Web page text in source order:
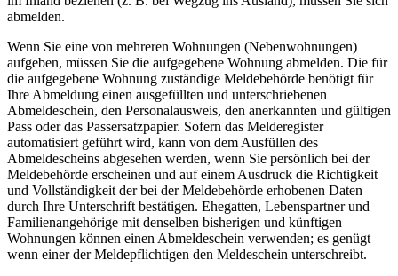
abmelden.
Wenn Sie eine von mehreren Wohnungen (Nebenwohnungen)
aufgeben, müssen Sie die aufgegebene Wohnung abmelden. Die für
die aufgegebene Wohnung zuständige Meldebehörde benötigt für
Ihre Abmeldung einen ausgefüllten und unterschriebenen
Abmeldeschein, den Personalausweis, den anerkannten und gültigen
Pass oder das Passersatzpapier. Sofern das Melderegister
automatisiert geführt wird, kann von dem Ausfüllen des
Abmeldescheins abgesehen werden, wenn Sie persönlich bei der
Meldebehörde erscheinen und auf einem Ausdruck die Richtigkeit
und Vollständigkeit der bei der Meldebehörde erhobenen Daten
durch Ihre Unterschrift bestätigen. Ehegatten, Lebenspartner und
Familienangehörige mit denselben bisherigen und künftigen
Wohnungen können einen Abmeldeschein verwenden; es genügt
wenn einer der Meldepflichtigen den Meldeschein unterschreibt.